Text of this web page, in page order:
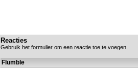
Reacties
Gebruik het formulier om een reactie toe te voegen.
Flumble